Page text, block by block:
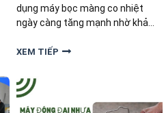
dụng máy bọc màng co nhiệt
ngày càng tăng mạnh nhờ khả
quả . Hãy cùng Yamafuji khám
co nhiệt được ưa chuộng nhất
2026 trong bài viết dưới đây.
XEM TIẾP